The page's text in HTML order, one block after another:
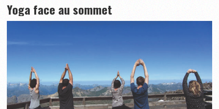
Yoga face au sommet